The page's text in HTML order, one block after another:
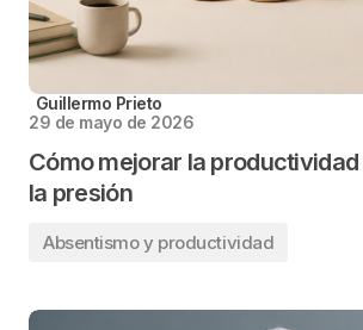
Guillermo Prieto
29 de mayo de 2026
Cómo mejorar la
la presión
Absentismo y productividad